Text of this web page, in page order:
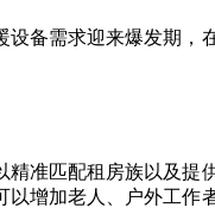
备需求迎来爆发期
准匹配租房族以及提
增加老人、户外工作